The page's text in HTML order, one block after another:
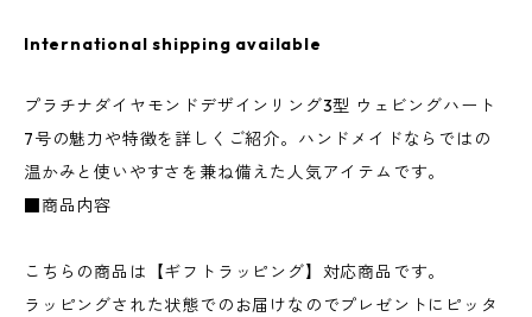
International shipping available
プラチナダイヤモンドデザインリング3型 ウェビングハート
7号の魅力や特徴を詳しくご紹介。ハンドメイドならではの
温かみと使いやすさを兼ね備えた人気アイテムです。
■商品内容
こちらの商品は【ギフトラッピング】対応商品です。
ラッピングされた状態でのお届けなのでプレゼントにピッタ